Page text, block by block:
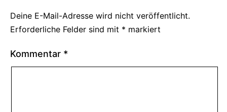
Deine E-Mail-Adresse wird nicht veröffentlicht.
Erforderliche Felder sind mit * markiert
Kommentar *